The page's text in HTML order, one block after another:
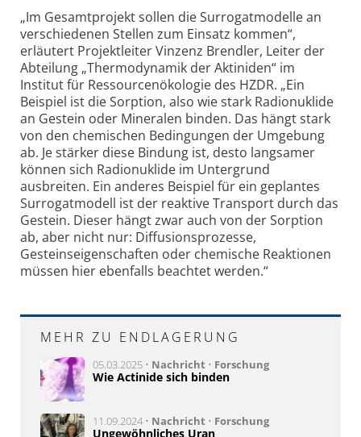
„Im Gesamtprojekt sollen die Surrogatmodelle an
verschiedenen Stellen zum Einsatz kommen“,
erläutert Projektleiter Vinzenz Brendler, Leiter der
Abteilung „Thermodynamik der Aktiniden“ im
Institut für Ressourcenökologie des HZDR. „Ein
Beispiel ist die Sorption, also wie stark Radionuklide
an Gestein oder Mineralen binden. Das hängt stark
von den chemischen Bedingungen der Umgebung
ab. Je stärker diese Bindung ist, desto langsamer
können sich Radionuklide im Untergrund
ausbreiten. Ein anderes Beispiel für ein geplantes
Surrogatmodell ist der reaktive Transport durch das
Gestein. Dieser hängt zwar auch von der Sorption
ab, aber nicht nur: Diffusionsprozesse,
Gesteinseigenschaften oder chemische Reaktionen
müssen hier ebenfalls beachtet werden.“
MEHR ZU ENDLAGERUNG
05.03.2025 • Nachricht • Forschung
Wie Actinide sich binden
11.09.2024 • Nachricht • Forschung
Ungewöhnliches Uran